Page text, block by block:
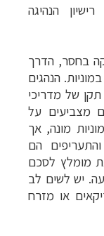
הנהיגה
בחסר, הדרך
הנהגים
של מדריכי
מצביעים על
מונה, אך
הם
מומלץ לסכם
יש לשים לב
או מזרח